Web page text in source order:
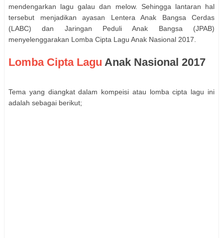
mendengarkan lagu galau dan melow. Sehingga lantaran hal
tersebut menjadikan ayasan Lentera Anak Bangsa Cerdas
(LABC) dan Jaringan Peduli Anak Bangsa (JPAB)
menyelenggarakan Lomba Cipta Lagu Anak Nasional 2017.
Lomba Cipta Lagu Anak Nasional 2017
Tema yang diangkat dalam kompeisi atau lomba cipta lagu ini
adalah sebagai berikut;